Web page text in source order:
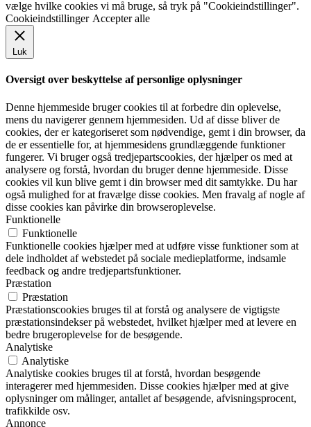
vælge hvilke cookies vi må bruge, så tryk på "Cookieindstillinger".
Cookieindstillinger Accepter alle
Luk
Oversigt over beskyttelse af personlige oplysninger
Denne hjemmeside bruger cookies til at forbedre din oplevelse,
mens du navigerer gennem hjemmesiden. Ud af disse bliver de
cookies, der er kategoriseret som nødvendige, gemt i din browser, da
de er essentielle for, at hjemmesidens grundlæggende funktioner
fungerer. Vi bruger også tredjepartscookies, der hjælper os med at
analysere og forstå, hvordan du bruger denne hjemmeside. Disse
cookies vil kun blive gemt i din browser med dit samtykke. Du har
også mulighed for at fravælge disse cookies. Men fravalg af nogle af
disse cookies kan påvirke din browseroplevelse.
Funktionelle
Funktionelle
Funktionelle cookies hjælper med at udføre visse funktioner som at
dele indholdet af webstedet på sociale medieplatforme, indsamle
feedback og andre tredjepartsfunktioner.
Præstation
Præstation
Præstationscookies bruges til at forstå og analysere de vigtigste
præstationsindekser på webstedet, hvilket hjælper med at levere en
bedre brugeroplevelse for de besøgende.
Analytiske
Analytiske
Analytiske cookies bruges til at forstå, hvordan besøgende
interagerer med hjemmesiden. Disse cookies hjælper med at give
oplysninger om målinger, antallet af besøgende, afvisningsprocent,
trafikkilde osv.
Annonce